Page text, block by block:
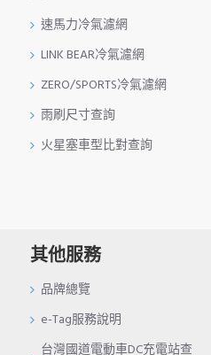
速馬力冷氣濾網
LINK BEAR冷氣濾網
ZERO/SPORTS冷氣濾網
雨刷尺寸查詢
火星塞車型比對查詢
其他服務
品牌總覽
e-Tag服務說明
台灣國道電動車DC充電站查